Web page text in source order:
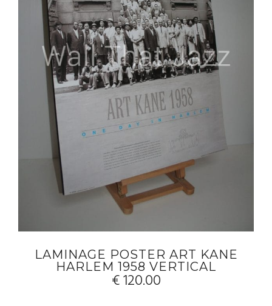
LAMINAGE POSTER ART KANE
HARLEM 1958 VERTICAL
€120.00